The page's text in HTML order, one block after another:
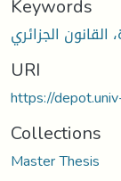
URI
https://
Collections
Master Thesis